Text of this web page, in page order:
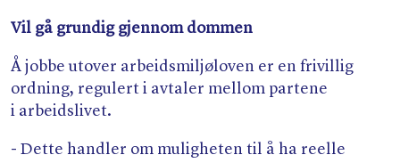
Vil gå grundig gjennom dommen
Å jobbe utover arbeidsmiljøloven er en frivillig
ordning, regulert i avtaler mellom partene
i arbeidslivet.
- Dette handler om muligheten til å ha reelle